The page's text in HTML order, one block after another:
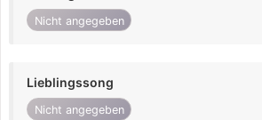
Nicht angegeben
Lieblingssong
Nicht angegeben